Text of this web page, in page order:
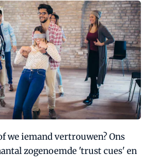
we iemand vertrouwen? Ons
zogenoemde 'trust cues' en